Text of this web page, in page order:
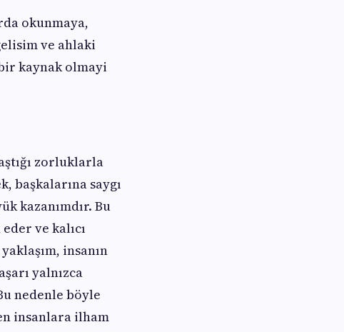
okunmaya,
ve ahlaki
kaynak olmayi
zorluklarla
başkalarına saygı
kazanımdır. Bu
ve kalıcı
insanın
yalnızca
nedenle böyle
insanlara ilham